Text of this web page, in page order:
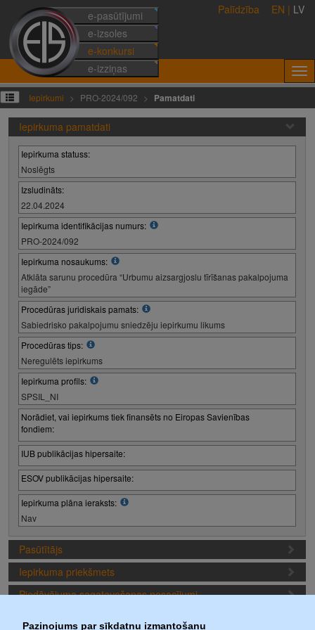
Paziņojums par sīkdatņu izmantošanu
e-pasūtījumi
e-izsoles
e-konkursi
e-izziņas
Palīdzība EN | LV
Iepirkumi PRO-2024/092 Pamatdati
Iepirkuma pamatdati
Iepirkuma statuss:
Noslēgts
Izsludināts:
22.04.2024
Iepirkuma identifikācijas numurs:
PRO-2024/092
Iepirkuma nosaukums:
Atklāta sarunu procedūra “Urbumu aizsargjoslu tīrīšanas pakalpojuma
iegāde”
Procedūras juridiskais pamats:
Sabiedrisko pakalpojumu sniedzēju iepirkumu likums
Procedūras tips:
Neregulēts iepirkums
Iepirkuma profils:
SPSIL_NI
Norādiet, vai iepirkums tiek finansēts no Eiropas Savienības
fondiem:
IUB publikācijas hipersaite:
ESOV publikācijas hipersaite:
Iepirkuma plāna ieraksts:
Nav
Pasūtītājs
Iepirkuma priekšmets
Piedāvājuma sagatavošanas nosacījumi